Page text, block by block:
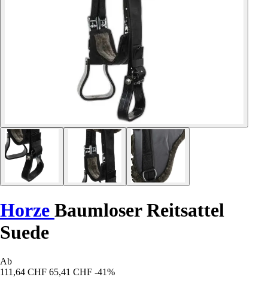
Horze Baumloser Reitsattel
Suede
Ab
111,64 CHF 65,41 CHF -41%